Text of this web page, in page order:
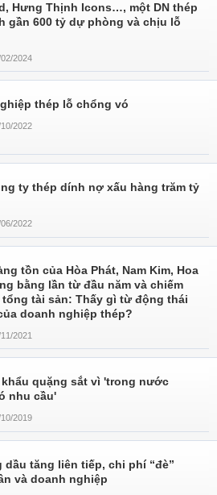
Hưng Thịnh Icons…, một DN thép
gần 600 tỷ dự phòng và chịu lỗ
2024
thép lỗ chổng vó
2022
ty thép dính nợ xấu hàng trăm tỷ
2022
tồn của Hòa Phát, Nam Kim, Hoa
bằng lần từ đầu năm và chiếm
tài sản: Thấy gì từ động thái
doanh nghiệp thép?
2021
quặng sắt vì 'trong nước
nhu cầu'
2019
dầu tăng liên tiếp, chi phí “đè”
và doanh nghiệp